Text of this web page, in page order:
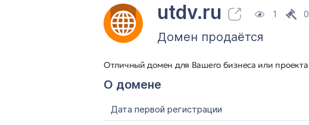
utdv.ru 1 0
Домен продаётся
Отличный домен для Вашего бизнеса или проекта
О домене
Дата первой регистрации